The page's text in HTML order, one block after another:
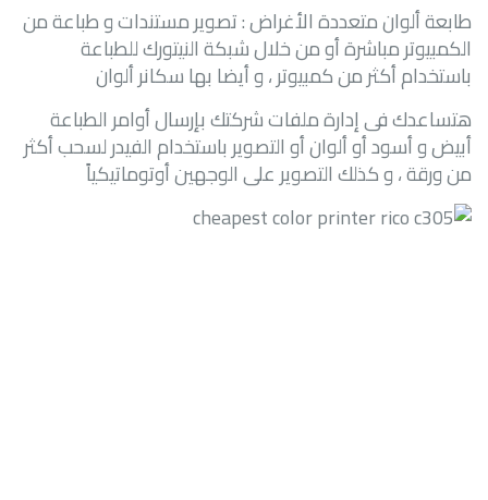
طابعة ألوان متعددة الأغراض : تصوير مستندات و طباعة من
الكمبيوتر مباشرة أو من خلال شبكة النيتورك للطباعة
باستخدام أكثر من كمبيوتر ، و أيضا بها سكانر ألوان
هتساعدك فى إدارة ملفات شركتك بإرسال أوامر الطباعة
أبيض و أسود أو ألوان أو التصوير باستخدام الفيدر لسحب أكثر
من ورقة ، و كذلك التصوير على الوجهين أوتوماتيكياً